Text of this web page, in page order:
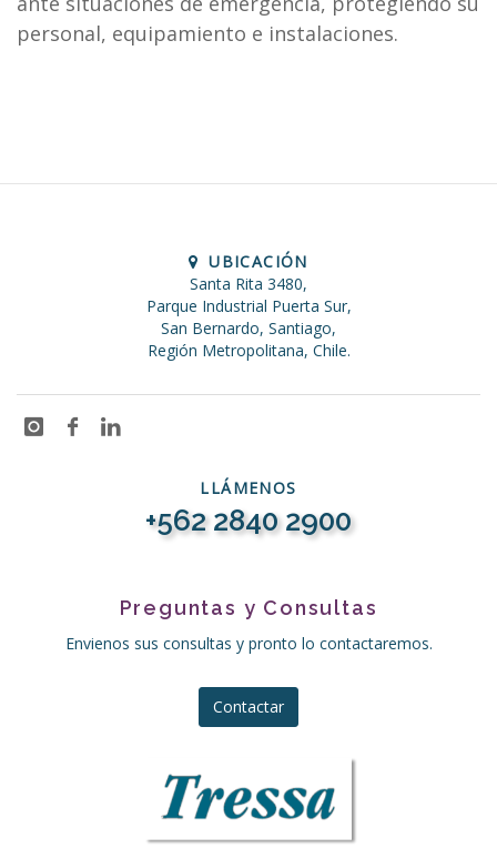
personal, equipamiento e instalaciones.
UBICACIÓN
Santa Rita 3480,
Parque Industrial Puerta Sur,
San Bernardo, Santiago,
Región Metropolitana, Chile.
LLÁMENOS
+562 2840 2900
Preguntas y Consultas
Envienos sus consultas y pronto lo contactaremos.
Contactar